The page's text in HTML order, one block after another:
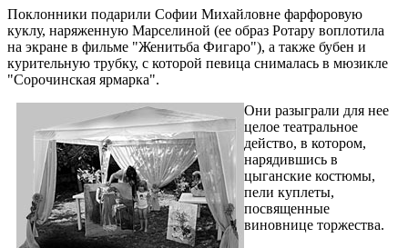
Поклонники подарили Софии Михайловне фарфоровую
куклу, наряженную Марселиной (ее образ Ротару воплотила
на экране в фильме "Женитьба Фигаро"), а также бубен и
курительную трубку, с которой певица снималась в мюзикле
"Сорочинская ярмарка".
Они разыграли для нее
целое театральное
действо, в котором,
нарядившись в
цыганские костюмы,
пели куплеты,
посвященные
виновнице торжества.